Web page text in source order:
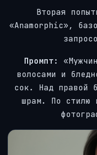
Вторая
«Anamorphic»,
Промпт:
волосами и
сок. Над правой
шрам. По стилю